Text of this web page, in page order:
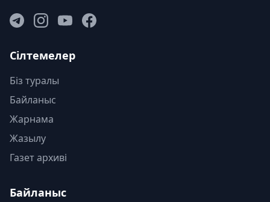
Сілтемелер
Біз туралы
Байланыс
Жарнама
Жазылу
Газет архиві
Байланыс